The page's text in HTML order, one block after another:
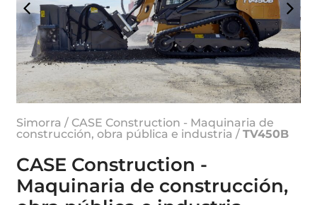
Simorra / CASE Construction - Maquinaria de
construcción, obra pública e industria /TV450B
CASE Construction -
Maquinaria de construcción,